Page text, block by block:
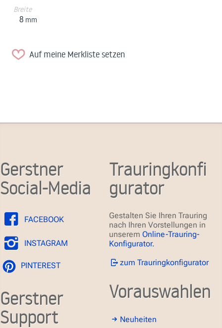
Breite
8 mm
Auf meine Merkliste setzen
Gerstner
Social-Media
FACEBOOK
INSTAGRAM
PINTEREST
Gerstner
Support
Trauringkonfi
gurator
Gestalten Sie Ihren Trauring
nach Ihren Vorstellungen in
unserem Online-Trauring-
Konfigurator.
zum Trauringkonfigurator
Vorauswahlen
Neuheiten